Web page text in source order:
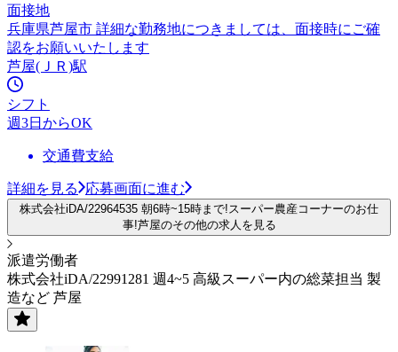
面接地
兵庫県芦屋市 詳細な勤務地につきましては、面接時にご確
認をお願いいたします
芦屋(ＪＲ)駅
シフト
週3日からOK
交通費支給
詳細を見る 応募画面に進む
株式会社iDA/22964535 朝6時~15時まで!スーパー農産コーナーのお仕
事!芦屋のその他の求人を見る
派遣労働者
株式会社iDA/22991281 週4~5 高級スーパー内の総菜担当 製
造など 芦屋